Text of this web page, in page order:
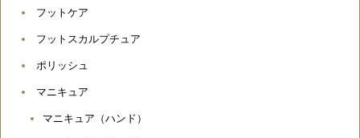
フットケア
フットスカルプチュア
ポリッシュ
マニキュア
マニキュア（ハンド）